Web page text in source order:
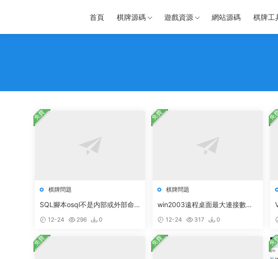
首頁 棋牌源碼 遊戲資源 網站源碼 棋牌工
棋牌問題
SQL腳本osql不是内部或外部命
12-24 296 0
免費
棋牌問題
win2003遠程桌面最大連接數修
12-24 317 0
免費 免
免費 免費 免